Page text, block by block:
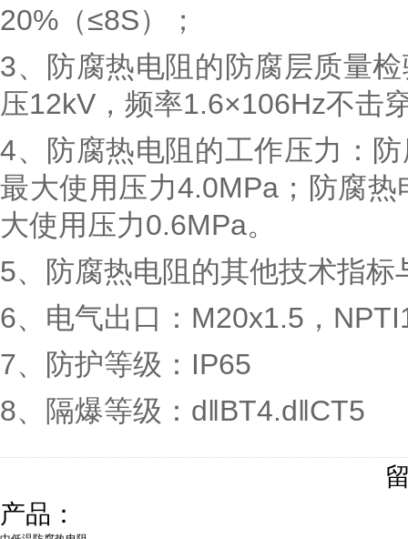
20%（≤8S）；
3、防腐热电阻的防腐层质量
压12kV，频率1.6×106Hz不击
4、防腐热电阻的工作压力：
最大使用压力4.0MPa；防腐
大使用压力0.6MPa。
5、防腐热电阻的其他技术指
6、电气出口：M20x1.5，
7、防护等级：IP65
8、隔爆等级：d‖BT4.d‖CT5
产品：